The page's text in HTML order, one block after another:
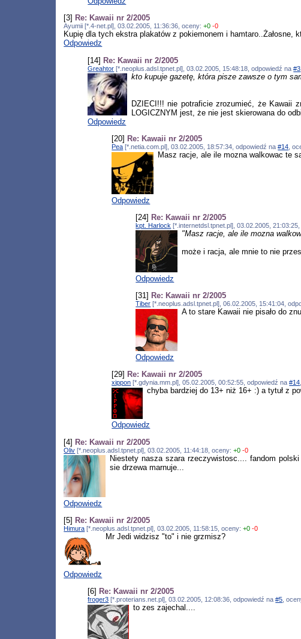
[3] Re: Kawaii nr 2/2005
Ayumii [*.4-net.pl], 03.02.2005, 11:36:36, oceny:+0 -0
Kupię dla tych ekstra plakatów z pokiemonem i
Odpowiedz
[14] Re: Kawaii nr 2/2005
Greahtor [*.neoplus.adsl.tpnet.pl], 03.02.2005, 15:48:18, odpowiedź na#3
kto kupuje gazetę, która pisze zawsze o tym
DZIECI!!! nie potraficie zrozumieć, że Kawaii
LOGICZNYM jest, że nie jest skierowana do
Odpowiedz
[20] Re: Kawaii nr 2/2005
Pea [*.netia.com.pl], 03.02.2005, 18:57:34, odpowiedź na#14 ,
Masz racje, ale ile mozna walkowac te
Odpowiedz
[24] Re: Kawaii nr 2/2005
kpt. Harlock [*.internetdsl.tpnet.pl], 03.02.2005,
"Masz racje, ale ile mozna
może i racja, ale mnie to nie
Odpowiedz
[31] Re: Kawaii nr 2/2005
Tiber [*.neoplus.adsl.tpnet.pl], 06.02.2005, 15:41:04,
A to stare Kawaii nie pisało do
Odpowiedz
[29] Re: Kawaii nr 2/2005
xippon [*.gdynia.mm.pl], 05.02.2005, 00:52:55, odpowiedź na#14
chyba bardziej do 13+ niż 16+ :) a tytuł z
Odpowiedz
[4] Re: Kawaii nr 2/2005
Oliv [*.neoplus.adsl.tpnet.pl], 03.02.2005, 11:44:18, oceny:+0 -0
Niestety nasza szara rzeczywistosc.... fandom
sie drzewa marnuje...
Odpowiedz
[5] Re: Kawaii nr 2/2005
Himura [*.neoplus.adsl.tpnet.pl], 03.02.2005, 11:58:15, oceny:+0 -0
Mr Jedi widzisz "to" i nie grzmisz?
Odpowiedz
[6] Re: Kawaii nr 2/2005
froger3 [*.proterians.net.pl], 03.02.2005, 12:08:36, odpowiedź na#5 ,
to zes zajechal....